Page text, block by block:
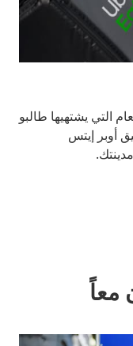
التي يشتهيها طالبو
أوبر إيتس
معاً